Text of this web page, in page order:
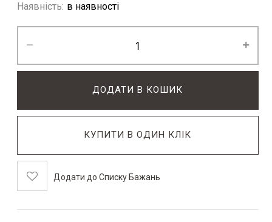
Наявність: в наявності
ДОДАТИ В КОШИК
КУПИТИ В ОДИН КЛІК
Додати до Списку Бажань